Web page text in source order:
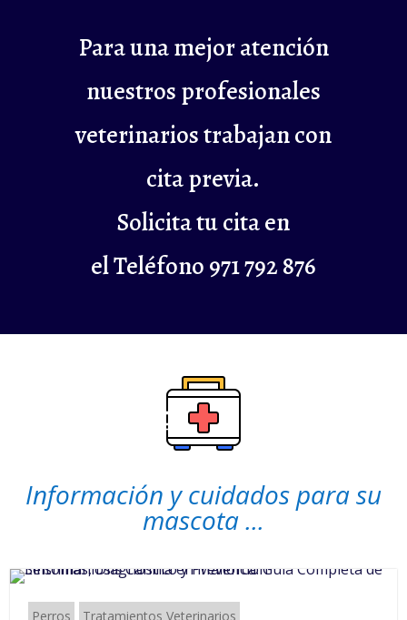
Para una mejor atención
nuestros profesionales
veterinarios trabajan con
cita previa.
Solicita tu cita en
el Teléfono 971 792 876
Información y cuidados para su
mascota ...
Perros Tratamientos Veterinarios